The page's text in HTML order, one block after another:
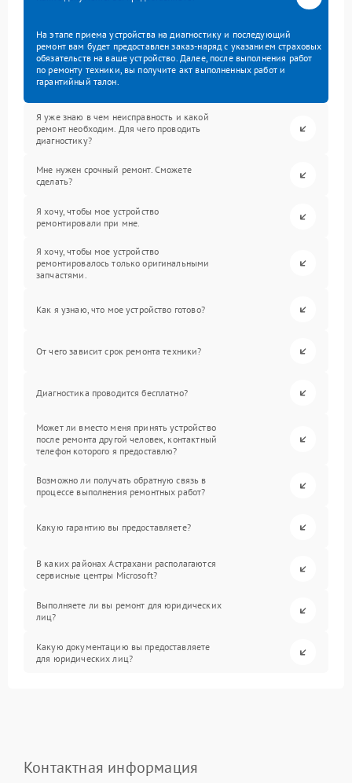
На этапе приема устройства на диагностику и последующий
ремонт вам будет предоставлен заказ-наряд с указанием страховых
обязательств на ваше устройство. Далее, после выполнения работ
по ремонту техники, вы получите акт выполненных работ и
гарантийный талон.
Я уже знаю в чем неисправность и какой
ремонт необходим. Для чего проводить
диагностику?
Мне нужен срочный ремонт. Сможете
сделать?
Я хочу, чтобы мое устройство
ремонтировали при мне.
Я хочу, чтобы мое устройство
ремонтировалось только оригинальными
запчастями.
Как я узнаю, что мое устройство готово?
От чего зависит срок ремонта техники?
Диагностика проводится бесплатно?
Может ли вместо меня принять устройство
после ремонта другой человек, контактный
телефон которого я предоставлю?
Возможно ли получать обратную связь в
процессе выполнения ремонтных работ?
Какую гарантию вы предоставляете?
В каких районах Астрахани располагаются
сервисные центры Microsoft?
Выполняете ли вы ремонт для юридических
лиц?
Какую документацию вы предоставляете
для юридических лиц?
Контактная информация